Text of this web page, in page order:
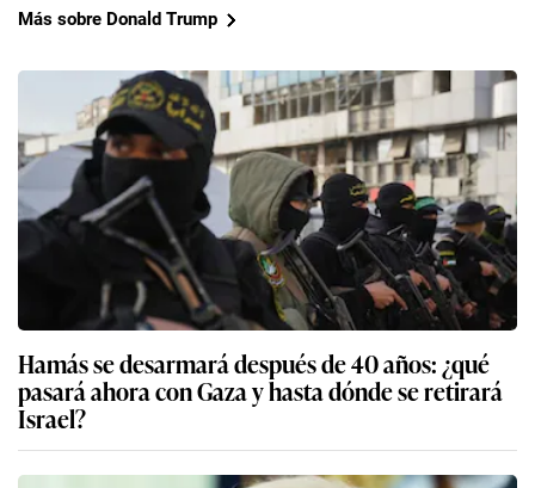
Más sobre Donald Trump
Hamás se desarmará después de 40 años: ¿qué
pasará ahora con Gaza y hasta dónde se retirará
Israel?